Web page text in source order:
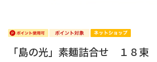
「島の光」素麺詰合せ １８束